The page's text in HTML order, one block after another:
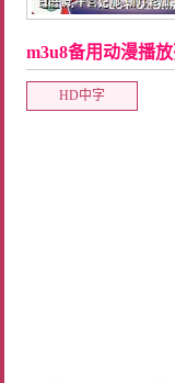
m3u8备用动漫播
HD中字